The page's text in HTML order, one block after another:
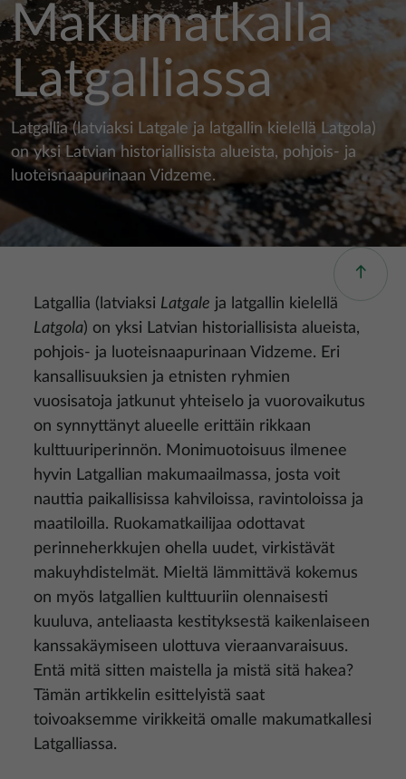
Makumatkalla
Latgalliassa
Latgallia (latviaksi Latgale ja latgallin kielellä Latgola)
on yksi Latvian historiallisista alueista, pohjois- ja
luoteisnaapurinaan Vidzeme.
Latgallia (latviaksi Latgale ja latgallin kielellä
Latgola) on yksi Latvian historiallisista alueista,
pohjois- ja luoteisnaapurinaan Vidzeme. Eri
kansallisuuksien ja etnisten ryhmien
vuosisatoja jatkunut yhteiselo ja vuorovaikutus
on synnyttänyt alueelle erittäin rikkaan
kulttuuriperinnön. Monimuotoisuus ilmenee
hyvin Latgallian makumaailmassa, josta voit
nauttia paikallisissa kahviloissa, ravintoloissa ja
maatiloilla. Ruokamatkailijaa odottavat
perinneherkkujen ohella uudet, virkistävät
makuyhdistelmät. Mieltä lämmittävä kokemus
on myös latgallien kulttuuriin olennaisesti
kuuluva, anteliaasta kestityksestä kaikenlaiseen
kanssakäymiseen ulottuva vieraanvaraisuus.
Entä mitä sitten maistella ja mistä sitä hakea?
Tämän artikkelin esittelyistä saat
toivoaksemme virikkeitä omalle makumatkallesi
Latgalliassa.